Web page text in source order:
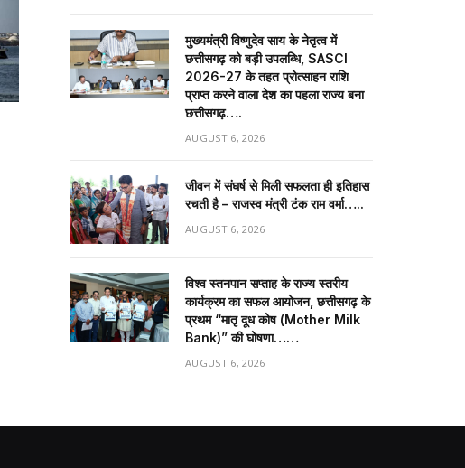
मुख्यमंत्री विष्णुदेव साय के नेतृत्व में
छत्तीसगढ़ को बड़ी उपलब्धि, SASCI
2026-27 के तहत प्रोत्साहन राशि
प्राप्त करने वाला देश का पहला राज्य बना
छत्तीसगढ़….
AUGUST 6, 2026
जीवन में संघर्ष से मिली सफलता ही इतिहास
रचती है – राजस्व मंत्री टंक राम वर्मा…..
AUGUST 6, 2026
विश्व स्तनपान सप्ताह के राज्य स्तरीय
कार्यक्रम का सफल आयोजन, छत्तीसगढ़ के
प्रथम “मातृ दूध कोष (Mother Milk
Bank)” की घोषणा……
AUGUST 6, 2026